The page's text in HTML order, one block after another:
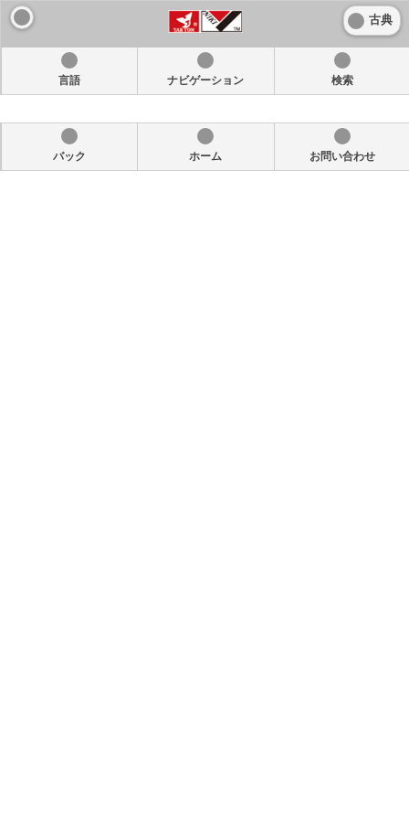
古典
言語 ナビゲーション 検索
バック ホーム お問い合わせ